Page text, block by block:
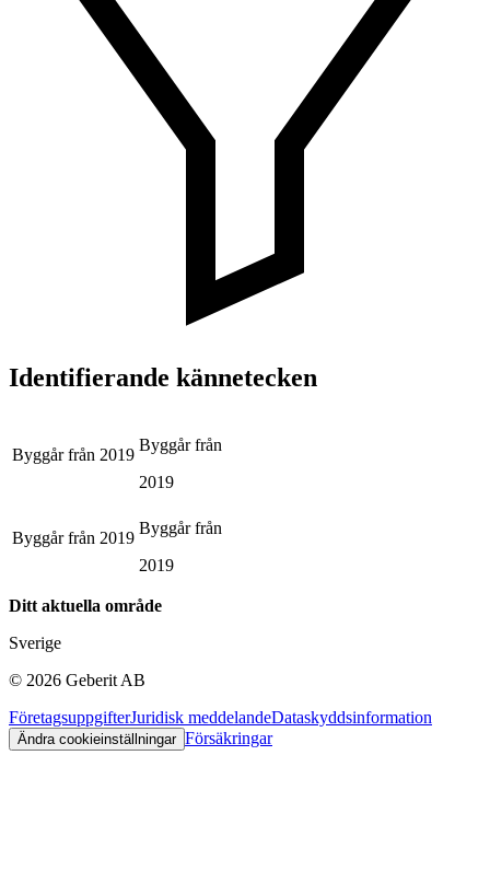
Identifierande kännetecken
Byggår från 2019
Byggår från
2019
Byggår från 2019
Byggår från
2019
Ditt aktuella område
Sverige
© 2026 Geberit AB
FöretagsuppgifterJuridisk meddelandeDataskyddsinformation
Ändra cookieinställningar Försäkringar